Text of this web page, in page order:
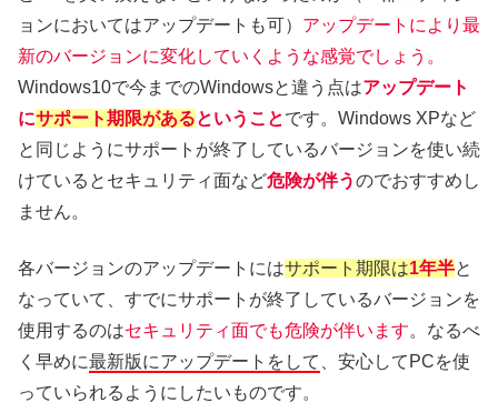
ョンにおいてはアップデートも可） アップデートにより最
新のバージョンに変化していくような感覚でしょう。
Windows10で今までのWindowsと違う点はアップデート
にサポート期限があるということです。Windows XPなど
と同じようにサポートが終了しているバージョンを使い続
けているとセキュリティ面など危険が伴うのでおすすめし
ません。
各バージョンのアップデートにはサポート期限は1年半と
なっていて、すでにサポートが終了しているバージョンを
使用するのはセキュリティ面でも危険が伴います。なるべ
く早めに最新版にアップデートをして
、安心してPCを使
っていられるようにしたいものです。